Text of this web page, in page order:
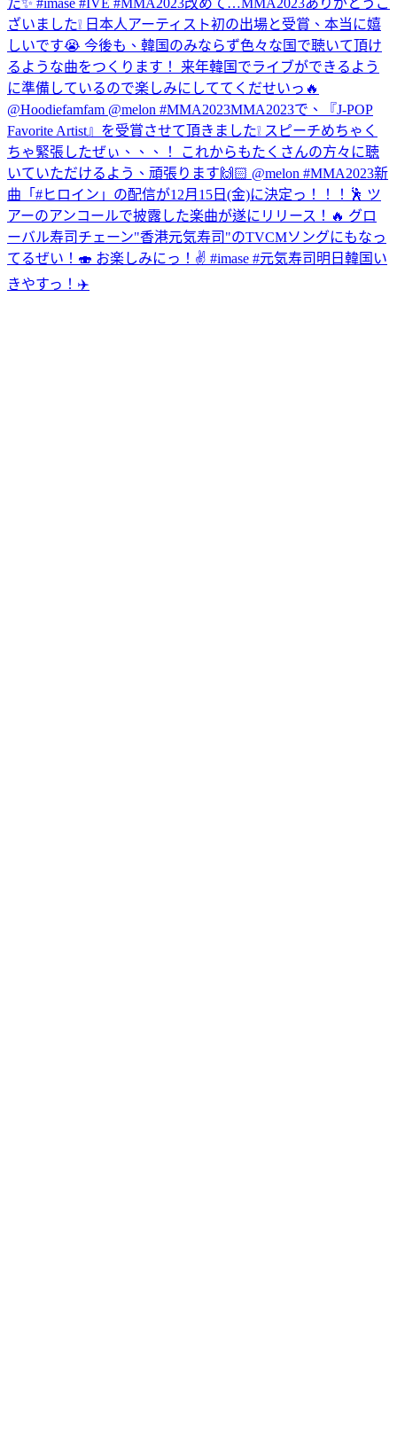
ざいました❕ 日本人アーティスト初の出場と受賞、本当に嬉
しいです😭 今後も、韓国のみならず色々な国で聴いて頂け
るような曲をつくります！ 来年韓国でライブができるよう
に準備しているので楽しみにしててくだせいっ🔥
@Hoodiefamfam @melon #MMA2023MMA2023で、『J-POP
Favorite Artist』を受賞させて頂きました❕ スピーチめちゃく
ちゃ緊張したぜぃ、、、！ これからもたくさんの方々に聴
いていただけるよう、頑張ります🙌🏻 @melon #MMA2023新
曲「#ヒロイン」の配信が12月15日(金)に決定っ！！！🕺 ツ
アーのアンコールで披露した楽曲が遂にリリース！🔥 グロ
ーバル寿司チェーン"香港元気寿司"のTVCMソングにもなっ
てるぜい！🍣 お楽しみにっ！✌️ #imase #元気寿司 明日韓国い
きやすっ！✈️